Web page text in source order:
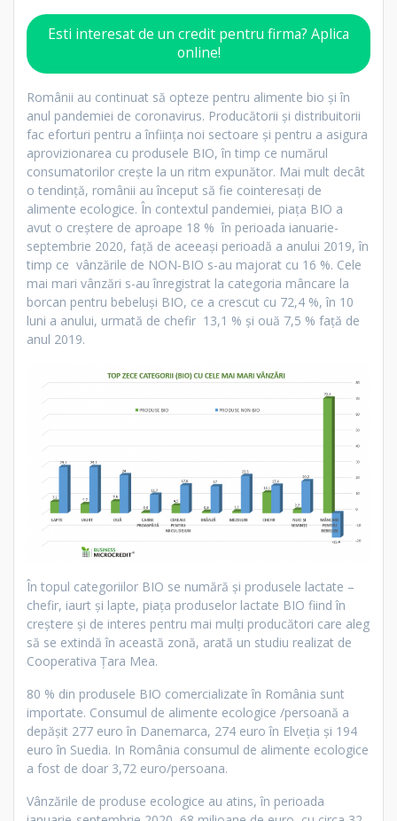
Esti interesat de un credit pentru firma? Aplica
online!
Românii au continuat să opteze pentru alimente bio și în
anul pandemiei de coronavirus. Producătorii și distribuitorii
fac eforturi pentru a înființa noi sectoare și pentru a asigura
aprovizionarea cu produsele BIO, în timp ce numărul
consumatorilor crește la un ritm expunător. Mai mult decât
o tendință, românii au început să fie cointeresați de
alimente ecologice. În contextul pandemiei, piața BIO a
avut o creștere de aproape 18 % în perioada ianuarie-
septembrie 2020, față de aceeași perioadă a anului 2019, în
timp ce vânzările de NON-BIO s-au majorat cu 16 %. Cele
mai mari vânzări s-au înregistrat la categoria mâncare la
borcan pentru bebeluși BIO, ce a crescut cu 72,4 %, în 10
luni a anului, urmată de chefir 13,1 % și ouă 7,5 % față de
anul 2019.
În topul categoriilor BIO se numără și produsele lactate –
chefir, iaurt și lapte, piața produselor lactate BIO fiind în
creștere și de interes pentru mai mulți producători care aleg
să se extindă în această zonă, arată un studiu realizat de
Cooperativa Țara Mea.
80 % din produsele BIO comercializate în România sunt
importate. Consumul de alimente ecologice /persoană a
depășit 277 euro în Danemarca, 274 euro în Elveția și 194
euro în Suedia. In România consumul de alimente ecologice
a fost de doar 3,72 euro/persoana.
Vânzările de produse ecologice au atins, în perioada